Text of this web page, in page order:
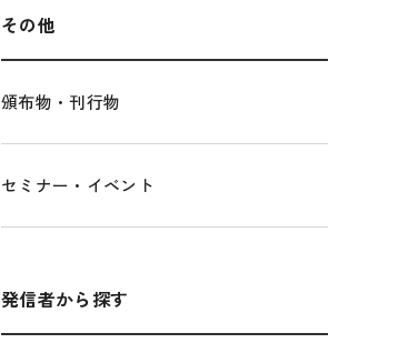
国土強靭化・社会基盤整備・震災復興
その他
頒布物・刊行物
セミナー・イベント
発信者から探す